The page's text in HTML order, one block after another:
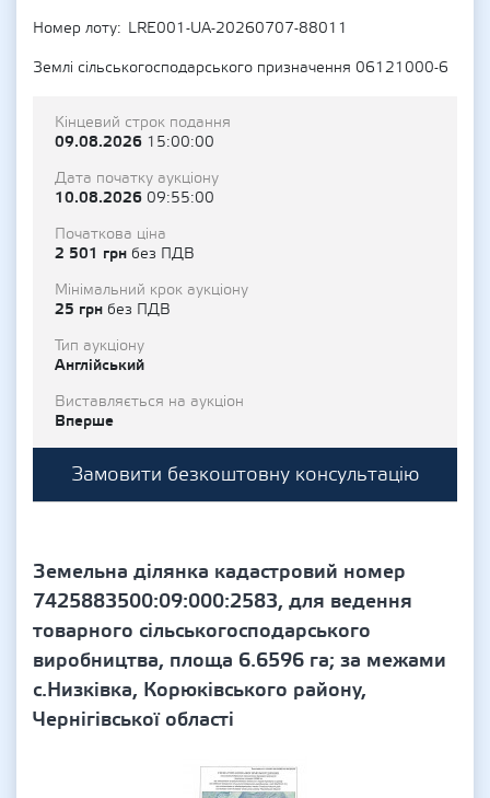
Номер лоту
LRE001-UA-20260707-88011
Землі сільськогосподарського призначення 06121000-6
Кінцевий строк подання
09.08.2026 15:00:00
Дата початку аукціону
10.08.2026 09:55:00
Початкова ціна
2 501 грн без ПДВ
Мінімальний крок аукціону
25 грн без ПДВ
Тип аукціону
Англійський
Виставляється на аукціон
Вперше
Замовити безкоштовну консультацію
Земельна ділянка кадастровий номер
7425883500:09:000:2583, для ведення
товарного сільськогосподарського
виробництва, площа 6.6596 га; за межами
с.Низківка, Корюківського району,
Чернігівської області